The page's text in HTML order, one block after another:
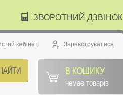
ЗВОРОТНИЙ ДЗВІНОК
кабінет Зареєструватися
В КОШИКУ
немає товарів